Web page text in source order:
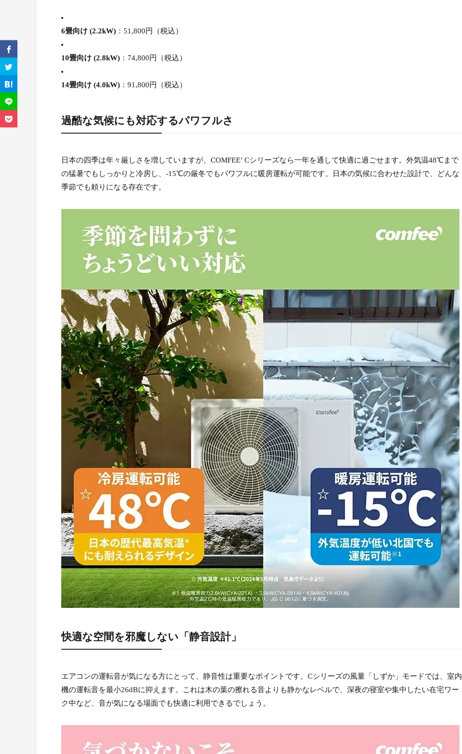
6畳向け (2.2kW) ：51,800円（税込）
10畳向け (2.8kW) ：74,800円（税込）
14畳向け (4.0kW) ：91,800円（税込）
過酷な気候にも対応するパワフルさ
日本の四季は年々厳しさを増していますが、COMFEE’ Cシリーズなら一年を通して快適に過ごせます。外気温48℃まで
の猛暑でもしっかりと冷房し、-15℃の厳冬でもパワフルに暖房運転が可能です。日本の気候に合わせた設計で、どんな
季節でも頼りになる存在です。
快適な空間を邪魔しない「静音設計」
エアコンの運転音が気になる方にとって、静音性は重要なポイントです。Cシリーズの風量「しずか」モードでは、室内
機の運転音を最小26dBに抑えます。これは木の葉の擦れる音よりも静かなレベルで、深夜の寝室や集中したい在宅ワー
ク中など、音が気になる場面でも快適に利用できるでしょう。